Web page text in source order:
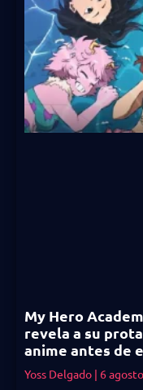
My Hero
revela a su
anime antes de
Yoss Delgado 6